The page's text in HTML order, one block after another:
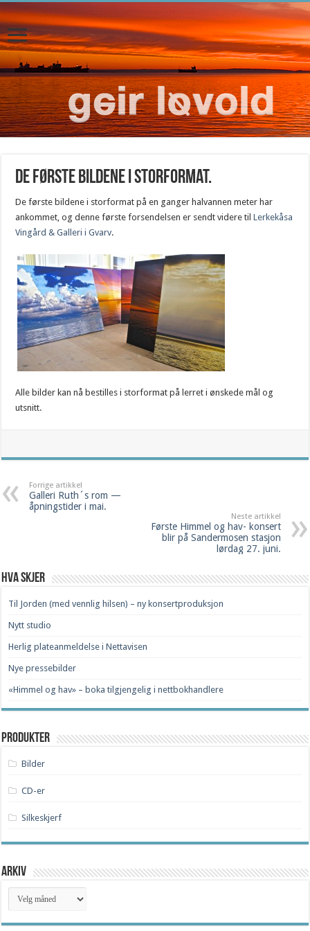
De første bildene i storformat.
De første bildene i storformat på en ganger halvannen meter har
ankommet, og denne første forsendelsen er sendt videre tilLerkekåsa
Vingård & Galleri i Gvarv.
Alle bilder kan nå bestilles i storformat på lerret i ønskede mål og
utsnitt.
Forrige artikkel
Galleri Ruth´s rom —
åpningstider i mai.
Neste artikkel
Første Himmel og hav- konsert
blir på Sandermosen stasjon
lørdag 27. juni.
Hva skjer
Til Jorden (med vennlig hilsen) – ny konsertproduksjon
Nytt studio
Herlig plateanmeldelse i Nettavisen
Nye pressebilder
«Himmel og hav» – boka tilgjengelig i nettbokhandlere
Produkter
Bilder
CD-er
Silkeskjerf
Arkiv
Arkiv